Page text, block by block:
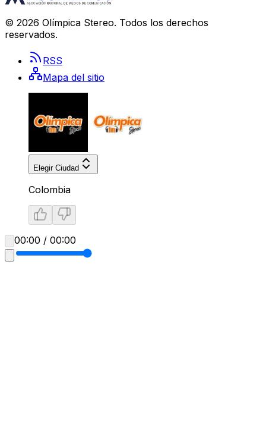
© 2026 Olímpica Stereo. Todos los derechos
reservados.
RSS
Mapa del sitio
Elegir Ciudad
Colombia
00:00 / 00:00